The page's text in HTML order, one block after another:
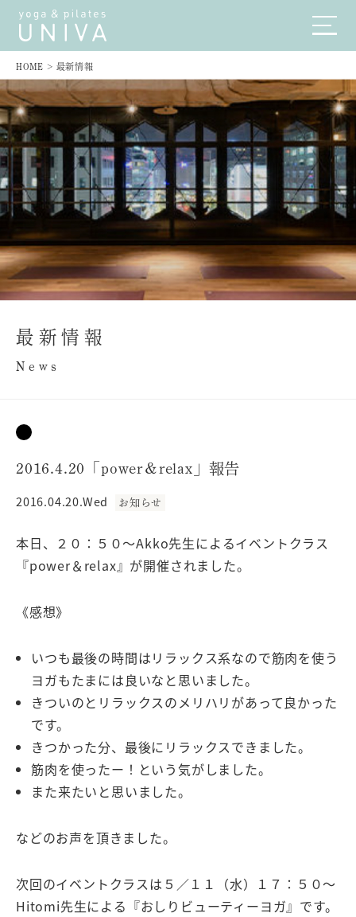
HOME > 最新情報
最新情報
News
2016.4.20「power＆relax」報告
2016.04.20.Wed お知らせ
本日、２０：５０〜Akko先生によるイベントクラス
『power＆relax』が開催されました。
《感想》
いつも最後の時間はリラックス系なので筋肉を使う
ヨガもたまには良いなと思いました。
きついのとリラックスのメリハリがあって良かった
です。
きつかった分、最後にリラックスできました。
筋肉を使ったー！という気がしました。
また来たいと思いました。
などのお声を頂きました。
次回のイベントクラスは５／１１（水）１７：５０〜
Hitomi先生による『おしりビューティーヨガ』です。